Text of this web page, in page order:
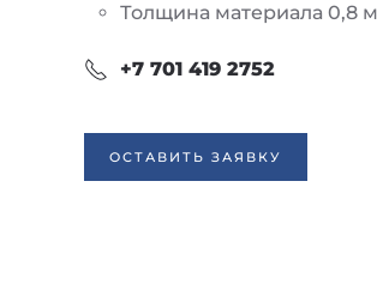
Толщина материала 0,8
+7 701 419 2752
ОСТАВИТЬ ЗАЯВКУ